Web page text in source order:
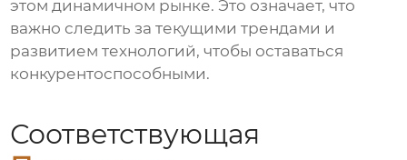
этом динамичном рынке. Это означает, что
важно следить за текущими трендами и
развитием технологий, чтобы оставаться
конкурентоспособными.
Соответствующая